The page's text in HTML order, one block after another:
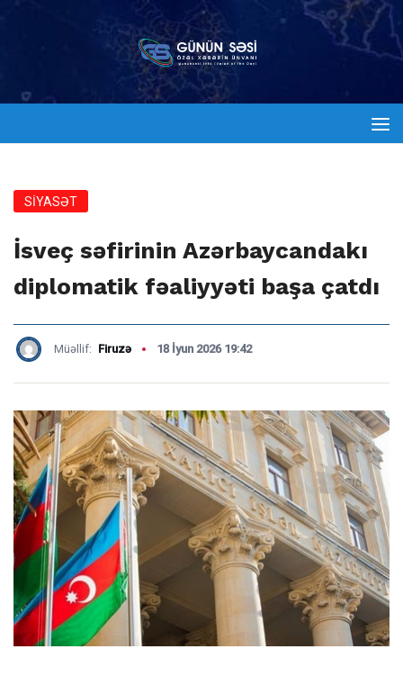
SİYASƏT
İsveç səfirinin Azərbaycandakı
diplomatik fəaliyyəti başa çatdı
Müəllif: Firuzə 18 İyun 2026 19:42